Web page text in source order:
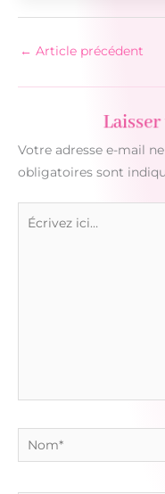
← Article précédent
Votre adresse e-mail
obligatoires sont
Nom*